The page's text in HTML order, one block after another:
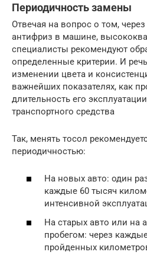
Периодичность замены
Отвечая на вопрос о том,
антифриз в машине,
специалисты рекомендуют
определенные критерии. И
изменении цвета и
важнейших показателях, как
длительность его
транспортного средства
Так, менять тосол
периодичностью:
На новых авто: один
каждые 60 тысяч
интенсивной
На старых авто или на
пробегом: через
пройденных